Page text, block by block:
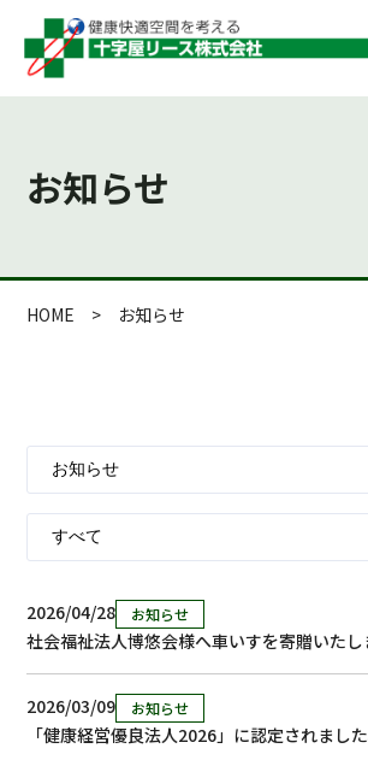
お知らせ
HOME > お知らせ
2026/04/28 お知らせ
社会福祉法人博悠会様へ車いすを寄贈いたし
2026/03/09 お知らせ
「健康経営優良法人2026」に認定されました